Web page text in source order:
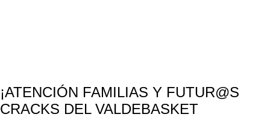
¡ATENCIÓN FAMILIAS Y FUTUR@S
CRACKS DEL VALDEBASKET